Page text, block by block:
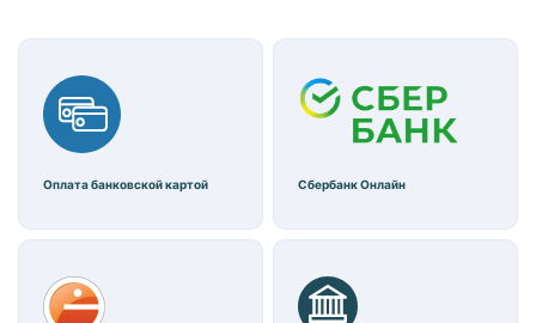
Оплата банковской картой Сбербанк Онлайн